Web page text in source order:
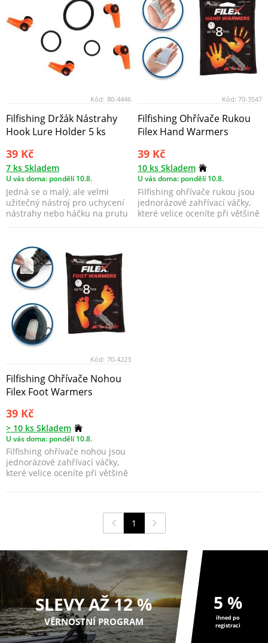
Kód: 80-4446
Filfishing Držák Nástrahy
Hook Lure Holder 5 ks
39 Kč
7 ks Skladem
U vás doma: pondělí 10.8.
Jedná se o malý, ale velmi
užitečný nástroj pro uchycení
nástrahy nebo háčku na prutu
Kód: 70-3547
Filfishing Ohřívače Rukou
Filex Hand Warmers
39 Kč
10 ks Skladem
U vás doma: pondělí 10.8.
Filfishing ohřívače rukou jsou
jednorázové zahřívací váčky,
které velice oceníte při většině
Kód: 70-4223
Filfishing Ohřívače Nohou
Filex Foot Warmers
39 Kč
> 10 ks Skladem
U vás doma: pondělí 10.8.
Filfishing ohřívače nohou jsou
jednorázové zahřívací váčky,
které velice oceníte při většině
1
SLEVY AŽ 12 %
VĚRNOSTNÍ PROGRAM
5 %
ihned po
registraci